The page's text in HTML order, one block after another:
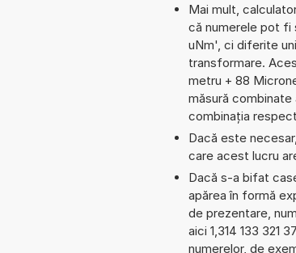
Mai mult,
că numerele pot fi
uNm', ci diferite
transformare.
metru + 88
măsură
combinația
Dacă este
care acest lucru
Dacă s-a bifat
apărea în formă
de prezentare,
aici 1,314 133 321
numerelor, de